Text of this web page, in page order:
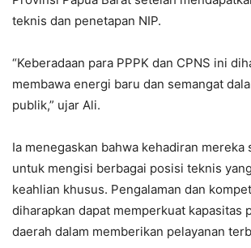
teknis dan penetapan NIP.
“Keberadaan para PPPK dan CPNS ini
membawa energi baru dan semangat
publik,” ujar Ali.
Ia menegaskan bahwa kehadiran mereka
untuk mengisi berbagai posisi teknis
keahlian khusus. Pengalaman dan
diharapkan dapat memperkuat kapasitas
daerah dalam memberikan pelayanan